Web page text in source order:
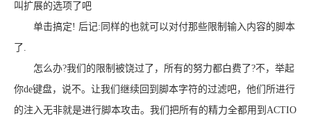
叫扩展的选项了吧
单击搞定! 后记:同样的也就可以对付那些限制输入内容的脚本
了.
怎么办?我们的限制被饶过了，所有的努力都白费了?不，举起
你de键盘，说不。让我们继续回到脚本字符的过滤吧，他们所进行
的注入无非就是进行脚本攻击。我们把所有的精力全都用到ACTIO